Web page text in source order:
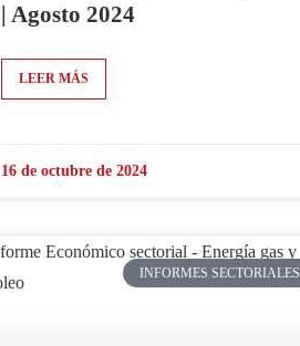
| Agosto 2024
LEER MÁS
16 de octubre de 2024
INFORMES SECTORIALES